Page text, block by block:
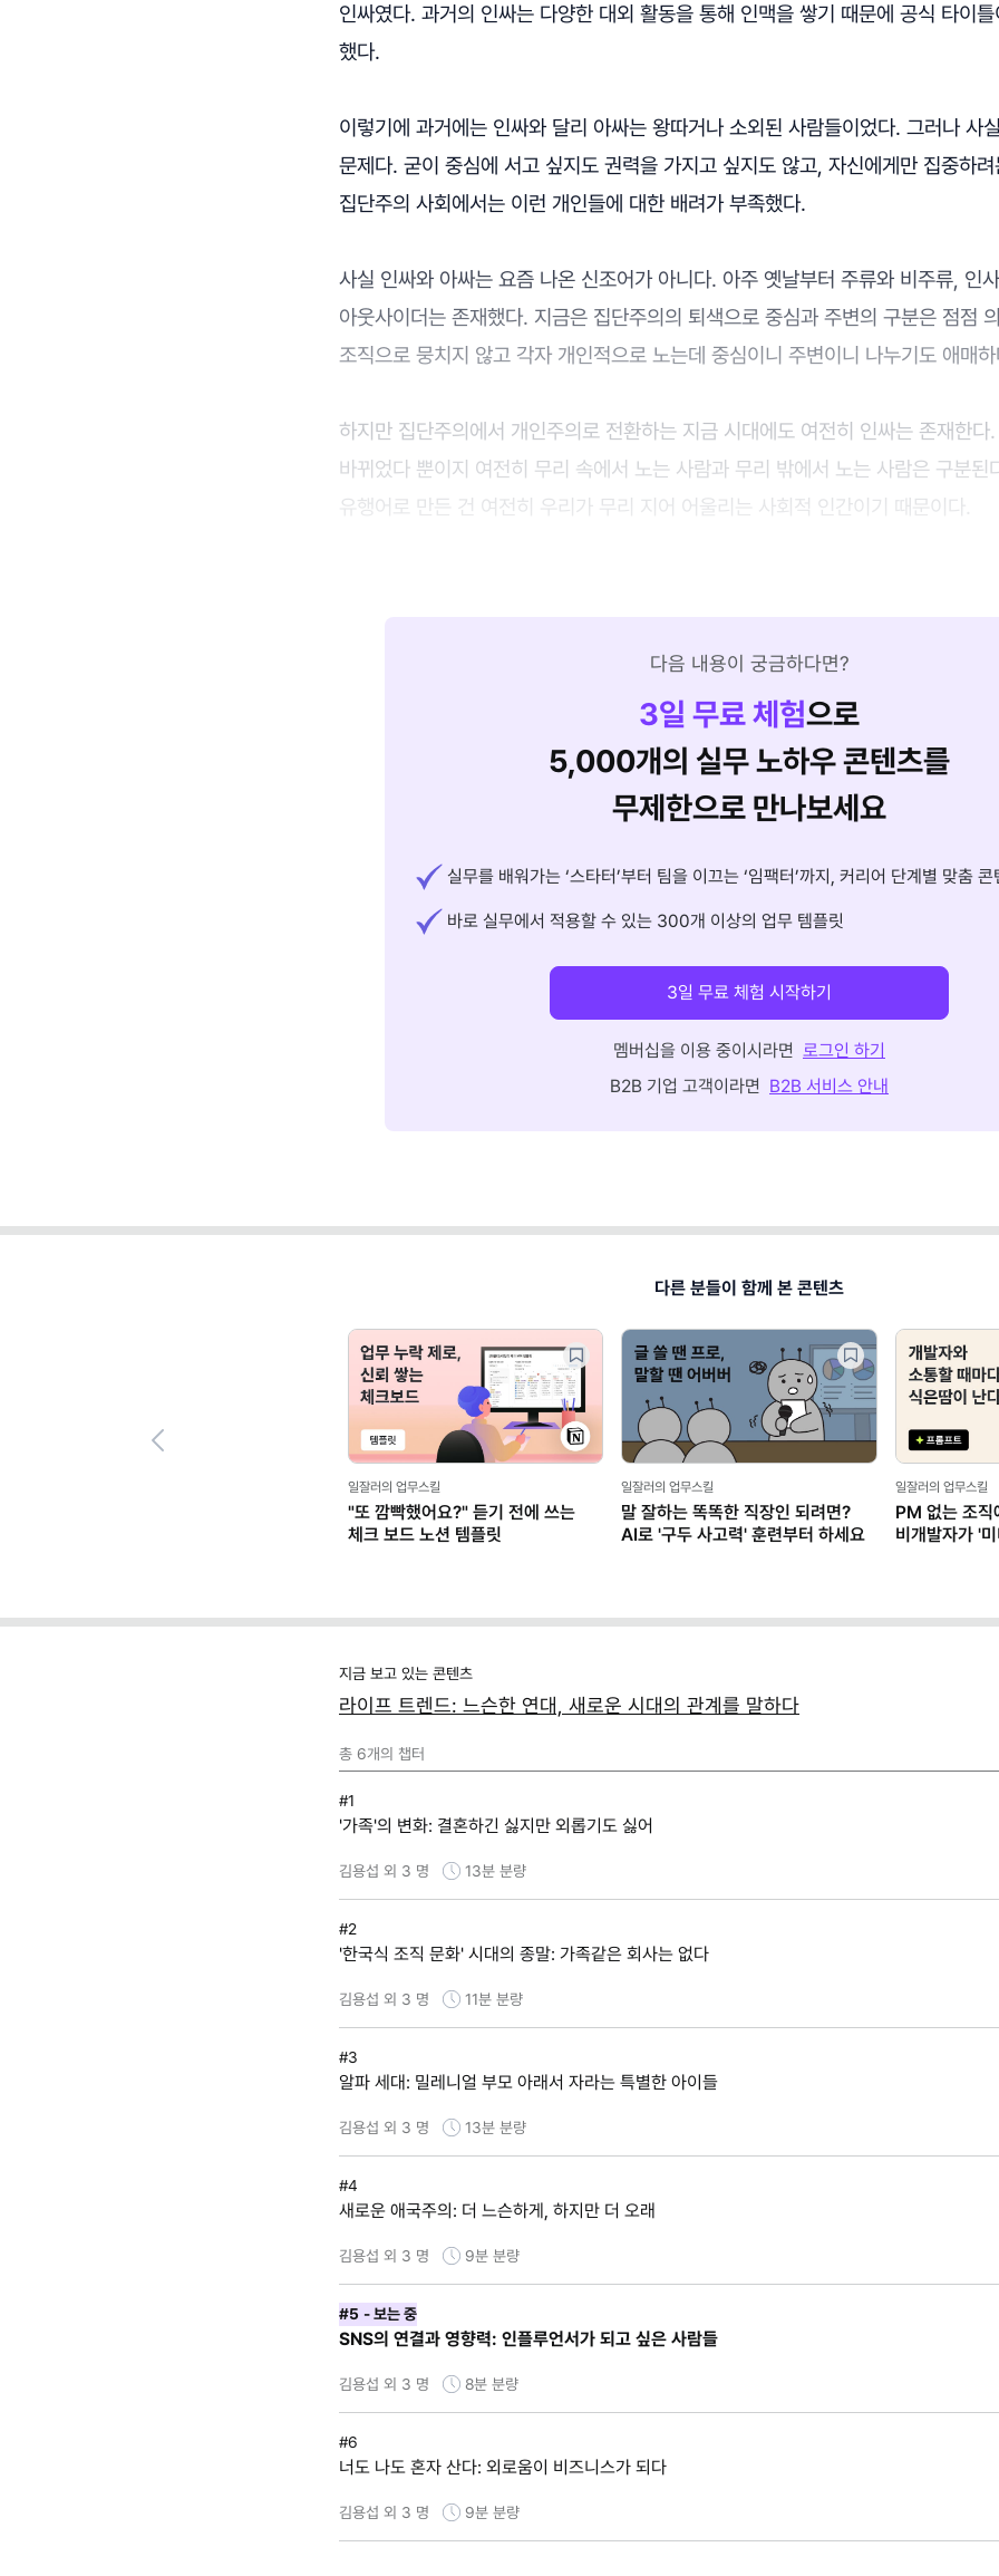
인싸였다. 과거의 인싸는 다양한 대외 활동을 통해 인맥을 쌓기 때문에 공식 타이
했다.
이렇기에 과거에는 인싸와 달리 아싸는 왕따거나 소외된 사람들이었다. 그러나 사
문제다. 굳이 중심에 서고 싶지도 권력을 가지고 싶지도 않고, 자신에게만 집중하
집단주의 사회에서는 이런 개인들에 대한 배려가 부족했다.
사실 인싸와 아싸는 요즘 나온 신조어가 아니다. 아주 옛날부터 주류와 비주류, 인
아웃사이더는 존재했다. 지금은 집단주의의 퇴색으로 중심과 주변의 구분은 점점
조직으로 뭉치지 않고 각자 개인적으로 노는데 중심이니 주변이니 나누기도 애매
하지만 집단주의에서 개인주의로 전환하는 지금 시대에도 여전히 인싸는 존재한
바뀌었다 뿐이지 여전히 무리 속에서 노는 사람과 무리 밖에서 노는 사람은 구분된
유행어로 만든 건 여전히 우리가 무리 지어 어울리는 사회적 인간이기 때문이다.
다음 내용이 궁금하다면?
3일 무료 체험으로
5,000개의 실무 노하우 콘텐츠를
무제한으로 만나보세요
실무를 배워가는 ‘스타터’부터 팀을 이끄는 ‘임팩터’까지, 커리어 단계별 맞춤 콘
바로 실무에서 적용할 수 있는 300개 이상의 업무 템플릿
3일 무료 체험 시작하기
멤버십을 이용 중이시라면 로그인 하기
B2B 기업 고객이라면 B2B 서비스 안내
다른 분들이 함께 본 콘텐츠
일잘러의 업무스킬
"또 깜빡했어요?" 듣기 전에 쓰는
체크 보드 노션 템플릿
일잘러의 업무스킬
말 잘하는 똑똑한 직장인 되려면?
AI로 '구두 사고력' 훈련부터 하세요
일잘러의 업무스킬
PM 없는 조직
비개발자가 '
지금 보고 있는 콘텐츠
라이프 트렌드: 느슨한 연대, 새로운 시대의 관계를 말하다
총 6개의 챕터
#1
'가족'의 변화: 결혼하긴 싫지만 외롭기도 싫어
김용섭 외 3 명 13분 분량
#2
'한국식 조직 문화' 시대의 종말: 가족같은 회사는 없다
김용섭 외 3 명 11분 분량
#3
알파 세대: 밀레니얼 부모 아래서 자라는 특별한 아이들
김용섭 외 3 명 13분 분량
#4
새로운 애국주의: 더 느슨하게, 하지만 더 오래
김용섭 외 3 명 9분 분량
#5 - 보는 중
SNS의 연결과 영향력: 인플루언서가 되고 싶은 사람들
김용섭 외 3 명 8분 분량
#6
너도 나도 혼자 산다: 외로움이 비즈니스가 되다
김용섭 외 3 명 9분 분량